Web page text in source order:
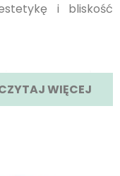
i bliskość
nowoczesne domy
WIĘCEJ